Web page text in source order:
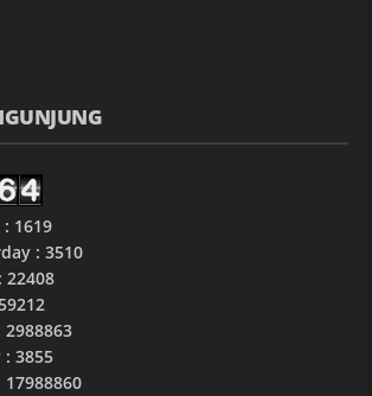
1619
: 3510
: 3855